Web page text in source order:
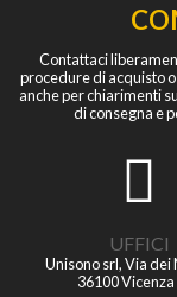
Contattaci
procedure di acquisto
anche per chiarimenti
di consegna e
UFFICI
Unisono srl, Via dei
36100